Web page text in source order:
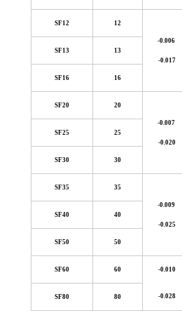
SF12 12
-0.006
-0.017
SF13 13
SF16 16
SF20 20
-0.007
-0.020
SF25 25
SF30
30
SF35 35
-0.009
-0.025
SF40 40
SF50 50
SF60 60 -0.010
-0.028
SF80 80